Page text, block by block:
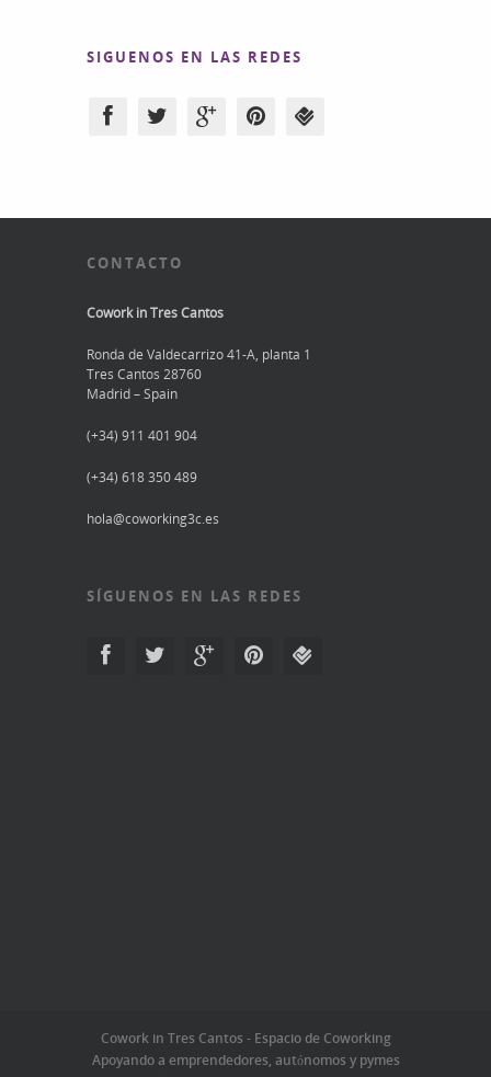
SIGUENOS EN LAS REDES
CONTACTO
Cowork in Tres Cantos
Ronda de Valdecarrizo 41-A, planta 1
Tres Cantos 28760
Madrid – Spain
(+34) 911 401 904
(+34) 618 350 489
hola@coworking3c.es
SÍGUENOS EN LAS REDES
Cowork in Tres Cantos - Espacio de Coworking
Apoyando a emprendedores, autónomos y pymes